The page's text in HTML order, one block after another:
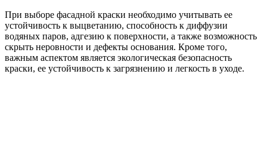
При выборе фасадной краски необходимо учитывать ее
устойчивость к выцветанию, способность к диффузии
водяных паров, адгезию к поверхности, а также возможность
скрыть неровности и дефекты основания. Кроме того,
важным аспектом является экологическая безопасность
краски, ее устойчивость к загрязнению и легкость в уходе.